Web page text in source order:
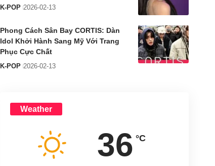
K-POP 2026-02-13
Phong Cách Sân Bay CORTIS: Dàn
Idol Khởi Hành Sang Mỹ Với Trang
Phục Cực Chất
K-POP 2026-02-13
Weather
36 °C